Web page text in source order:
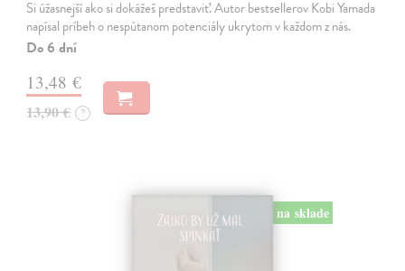
Si úžasnejší ako si dokážeš predstaviť. Autor bestsellerov Kobi Yamada
napísal príbeh o nespútanom potenciály ukrytom v každom z nás.
Do 6 dní
13,48 €
13,90 € ?
na sklade